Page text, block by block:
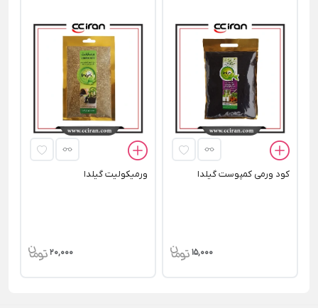
کود ورمی کمپوست گیلدا
15,000
ورمیکولیت گیلدا
20,000